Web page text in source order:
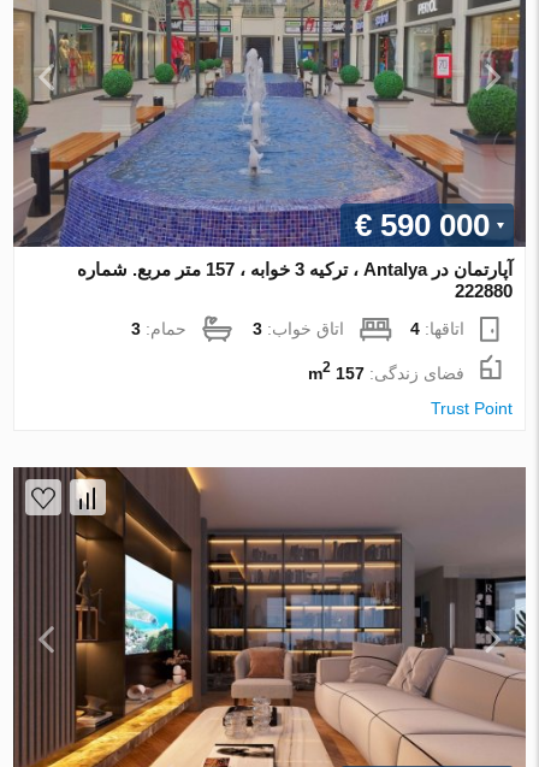
€ 590 000
آپارتمان در Antalya ، ترکیه 3 خوابه ، 157 متر مربع. شماره
222880
اتاقها:4 اتاق خواب:3 حمام:3
فضای زندگی:157 m
2
Trust Point